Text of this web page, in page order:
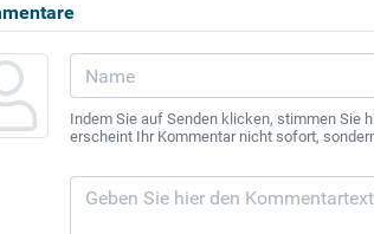
Indem Sie auf Senden klicken, stimmen Sie
erscheint Ihr Kommentar nicht sofort,